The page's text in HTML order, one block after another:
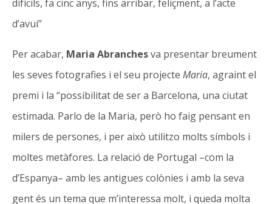
difícils, fa cinc anys, fins arribar, feliçment, a l’acte
d’avui”
Per acabar, Maria Abranchesva presentar breument
les seves fotografies i el seu projecte Maria, agraint el
premi i la “possibilitat de ser a Barcelona, una ciutat
estimada. Parlo de la Maria, però ho faig pensant en
milers de persones, i per això utilitzo molts símbols i
moltes metàfores. La relació de Portugal –com la
d’Espanya– amb les antigues colònies i amb la seva
gent és un tema que m’interessa molt, i queda molta